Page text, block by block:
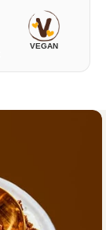
VEGAN